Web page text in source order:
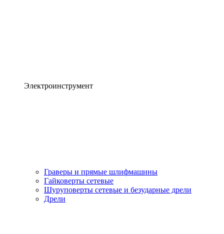
Электроинструмент
Граверы и прямые шлифмашины
Гайковерты сетевые
Шуруповерты сетевые и безударные дрели
Дрели